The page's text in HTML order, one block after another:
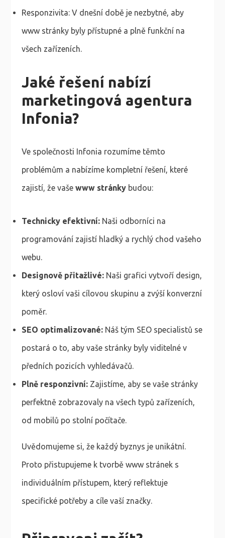
Responzivita: V dnešní době je nezbytné, aby
www stránky byly přístupné a plně funkční na
všech zařízeních.
Jaké řešení nabízí
marketingová agentura
Infonia?
Ve společnosti Infonia rozumíme těmto
problémům a nabízíme kompletní řešení, které
zajistí, že vaše www stránkybudou:
Technicky efektivní:Naši odborníci na
programování zajistí hladký a rychlý chod vašeho
webu.
Designově přitažlivé:Naši grafici vytvoří design,
který osloví vaši cílovou skupinu a zvýší konverzní
poměr.
SEO optimalizované:Náš tým SEO specialistů se
postará o to, aby vaše stránky byly viditelné v
předních pozicích vyhledávačů.
Plně responzivní:Zajistíme, aby se vaše stránky
perfektně zobrazovaly na všech typů zařízeních,
od mobilů po stolní počítače.
Uvědomujeme si, že každý byznys je unikátní.
Proto přistupujeme k tvorbě www stránek s
individuálním přístupem, který reflektuje
specifické potřeby a cíle vaší značky.